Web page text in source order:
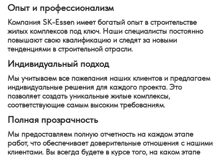
Опыт и профессионализм
Компания SK-Essen имеет богатый опыт в строительстве
жилых комплексов под ключ. Наши специалисты постоянно
повышают свою квалификацию и следят за новыми
тенденциями в строительной отрасли.
Индивидуальный подход
Мы учитываем все пожелания наших клиентов и предлагаем
индивидуальные решения для каждого проекта. Это
позволяет создать уникальные жилые комплексы,
соответствующие самым высоким требованиям.
Полная прозрачность
Мы предоставляем полную отчетность на каждом этапе
работ, что обеспечивает доверительные отношения с нашими
клиентами. Вы всегда будете в курсе того, на каком этапе